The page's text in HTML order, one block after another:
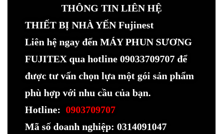
THÔNG TIN LIÊN HỆ
THIẾT BỊ NHÀ YẾN Fujinest
Liên hệ ngay đến MÁY PHUN SƯƠNG
FUJITEX qua hotline 09033709707 để
được tư vấn chọn lựa một gói sản phẩm
phù hợp với nhu cầu của bạn.
Hotline: 0903709707
Mã số doanh nghiệp: 0314091047